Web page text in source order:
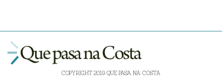
COPYRIGHT 2019 QUE PASA NA COSTA